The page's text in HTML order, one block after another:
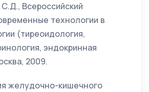
Всероссийский
технологии в
(тиреоидология,
эндокринная
2009.
желудочно-кишечного